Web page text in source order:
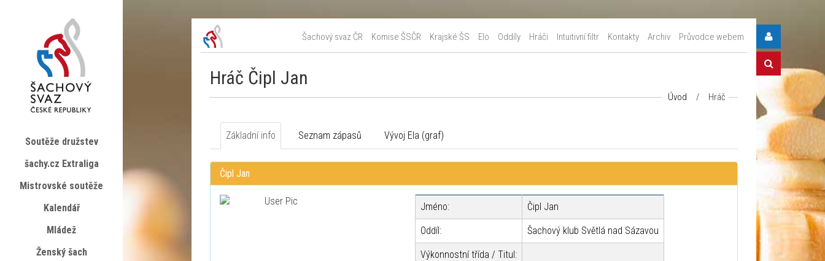
Šachový svaz ČR Komise ŠSČR Krajské ŠS Elo Oddíly Hráči Intuitivní filtr Kontakty Archiv Průvodce webem
Hráč Čipl Jan
Úvod / Hráč
Základní info Seznam zápasů Vývoj Ela (graf)
Čipl Jan
Jméno: Čipl Jan
Oddíl: Šachový klub Světlá nad Sázavou
Výkonnostní třída / Titul:
Soutěže družstev
šachy.cz Extraliga
Mistrovské soutěže
Kalendář
Mládež
Ženský šach